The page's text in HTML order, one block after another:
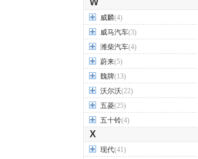
W
威麟(4)
威马汽车(3)
潍柴汽车(4)
蔚来(5)
魏牌(13)
沃尔沃(22)
五菱(25)
五十铃(4)
X
现代(41)